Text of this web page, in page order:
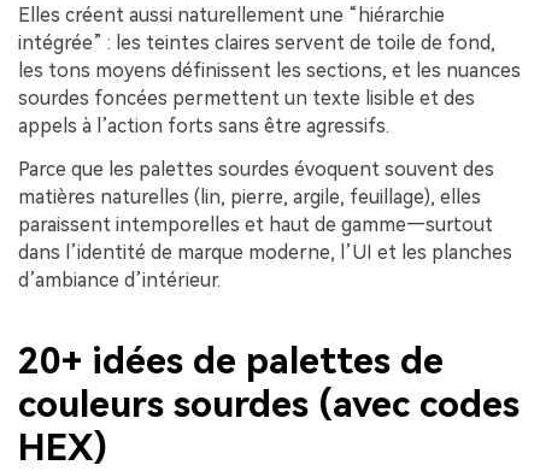
Elles créent aussi naturellement une “hiérarchie
intégrée” : les teintes claires servent de toile de fond,
les tons moyens définissent les sections, et les nuances
sourdes foncées permettent un texte lisible et des
appels à l’action forts sans être agressifs.
Parce que les palettes sourdes évoquent souvent des
matières naturelles (lin, pierre, argile, feuillage), elles
paraissent intemporelles et haut de gamme—surtout
dans l’identité de marque moderne, l’UI et les planches
d’ambiance d’intérieur.
20+ idées de palettes de
couleurs sourdes (avec codes
HEX)